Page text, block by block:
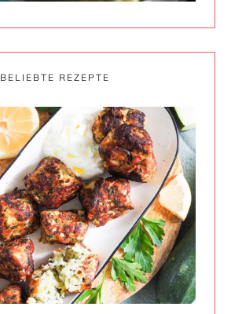
BELIEBTE REZEPTE